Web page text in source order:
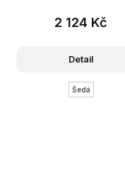
2 124 Kč
Detail
Šedá